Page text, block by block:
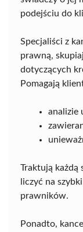
podejściu do
Specjaliści z
prawną,
dotyczących
Pomagają
analizie
Traktują każdą
liczyć na
prawników.
Ponadto,